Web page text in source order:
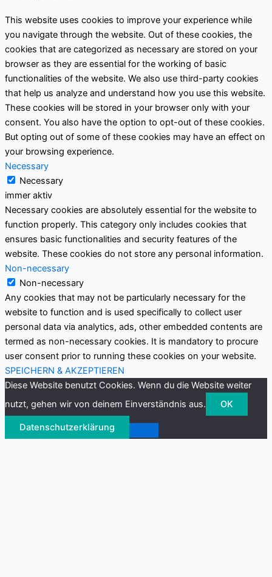
This website uses cookies to improve your experience while
you navigate through the website. Out of these cookies, the
cookies that are categorized as necessary are stored on your
browser as they are essential for the working of basic
functionalities of the website. We also use third-party cookies
that help us analyze and understand how you use this website.
These cookies will be stored in your browser only with your
consent. You also have the option to opt-out of these cookies.
But opting out of some of these cookies may have an effect on
your browsing experience.
Necessary
Necessary
immer aktiv
Necessary cookies are absolutely essential for the website to
function properly. This category only includes cookies that
ensures basic functionalities and security features of the
website. These cookies do not store any personal information.
Non-necessary
Non-necessary
Any cookies that may not be particularly necessary for the
website to function and is used specifically to collect user
personal data via analytics, ads, other embedded contents are
termed as non-necessary cookies. It is mandatory to procure
user consent prior to running these cookies on your website.
SPEICHERN & AKZEPTIEREN
Diese Website benutzt Cookies. Wenn du die Website weiter
nutzt, gehen wir von deinem Einverständnis aus.
OK
Datenschutzerklärung